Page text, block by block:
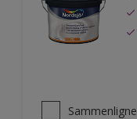
Sammenligne